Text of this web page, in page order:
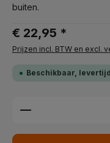
buiten.
€ 22,95 *
Prijzen incl. BTW en excl.
Beschikbaar,